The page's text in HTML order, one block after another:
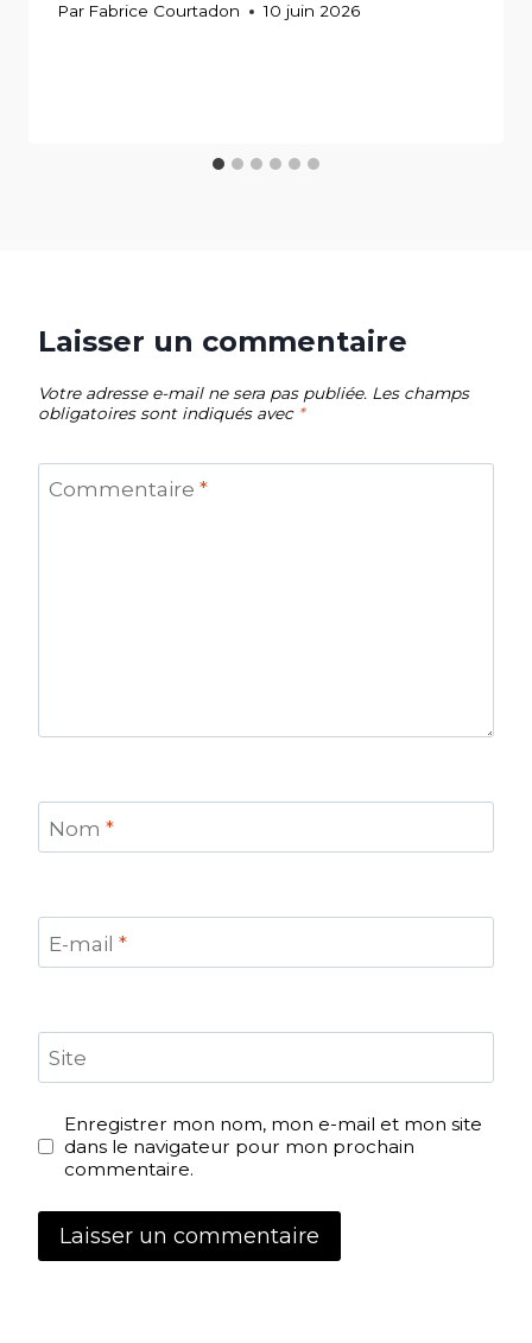
Par Fabrice Courtadon 10 juin 2026
Laisser un commentaire
Votre adresse e-mail ne sera pas publiée. Les champs
obligatoires sont indiqués avec *
Commentaire *
Nom *
E-mail *
Site
Enregistrer mon nom, mon e-mail et mon site
dans le navigateur pour mon prochain
commentaire.